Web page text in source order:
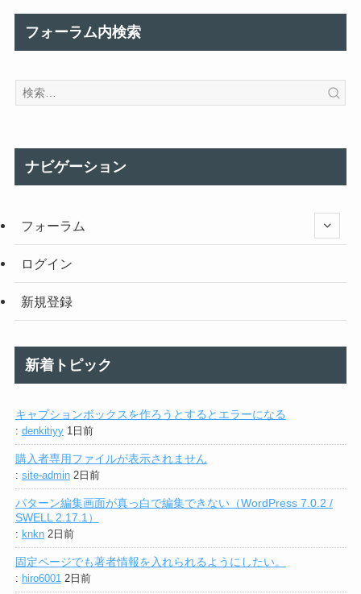
フォーラム内検索
ナビゲーション
フォーラム
ログイン
新規登録
新着トピック
キャプションボックスを作ろうとするとエラーになる
: denkitiyy 1日前
購入者専用ファイルが表示されません
: site-admin 2日前
パターン編集画面が真っ白で編集できない（WordPress 7.0.2 /
SWELL 2.17.1）
: knkn 2日前
固定ページでも著者情報を入れられるようにしたい。
: hiro6001 2日前